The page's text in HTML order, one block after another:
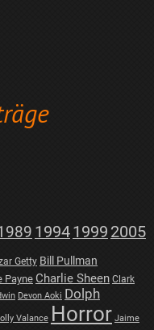
19941999 2005
Getty Bill Pullman
Payne Charlie Sheen Clark
Devon Aoki Dolph
Valance Horror Jaime